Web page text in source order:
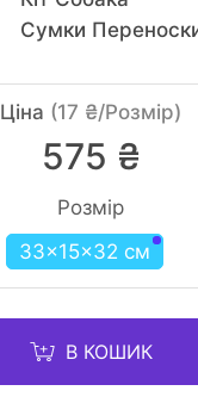
Сумки
Ціна (17 ₴/Розмір)
575 ₴
Розмір
33×15×32 см
В КОШИК